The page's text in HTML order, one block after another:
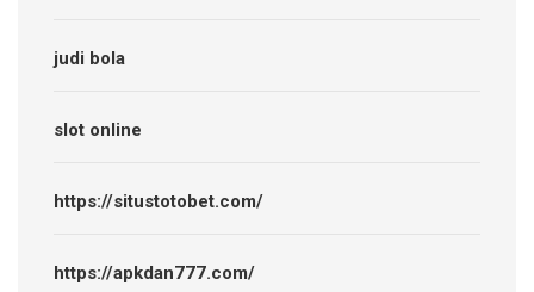
judi bola
slot online
https://situstotobet.com/
https://apkdan777.com/